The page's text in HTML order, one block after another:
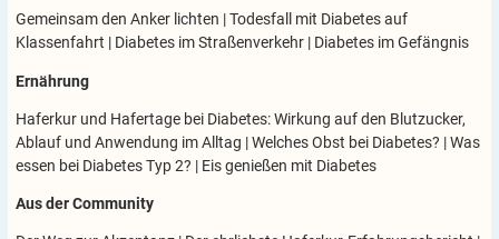
Gemeinsam den Anker lichten |Todesfall mit Diabetes auf
Klassenfahrt | Diabetes im Straßenverkehr | Diabetes im Gefängnis
Ernährung
Haferkur und Hafertage bei Diabetes: Wirkung auf den Blutzucker,
Ablauf und Anwendung im Alltag |Welches Obst bei Diabetes? |Was
essen bei Diabetes Typ 2? | Eis genießen mit Diabetes
Aus der Community